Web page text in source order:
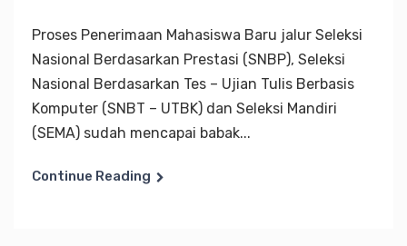
Proses Penerimaan Mahasiswa Baru jalur Seleksi
Nasional Berdasarkan Prestasi (SNBP), Seleksi
Nasional Berdasarkan Tes – Ujian Tulis Berbasis
Komputer (SNBT – UTBK) dan Seleksi Mandiri
(SEMA) sudah mencapai babak...
Continue Reading